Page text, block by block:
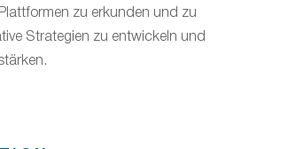
zu erkunden und zu
Strategien zu entwickeln und